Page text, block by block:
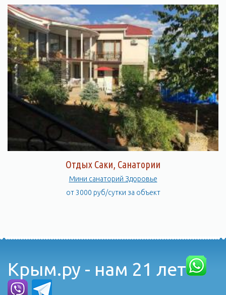
Отдых Саки, Санатории
Мини санаторий Здоровье
от 3000 руб/сутки за объект
Крым.ру - нам 21 лет